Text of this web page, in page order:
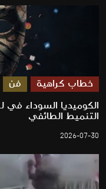
خطاب كراهية فن
الكوميديا السوداء في
التنميط الطائفي
2026-07-30